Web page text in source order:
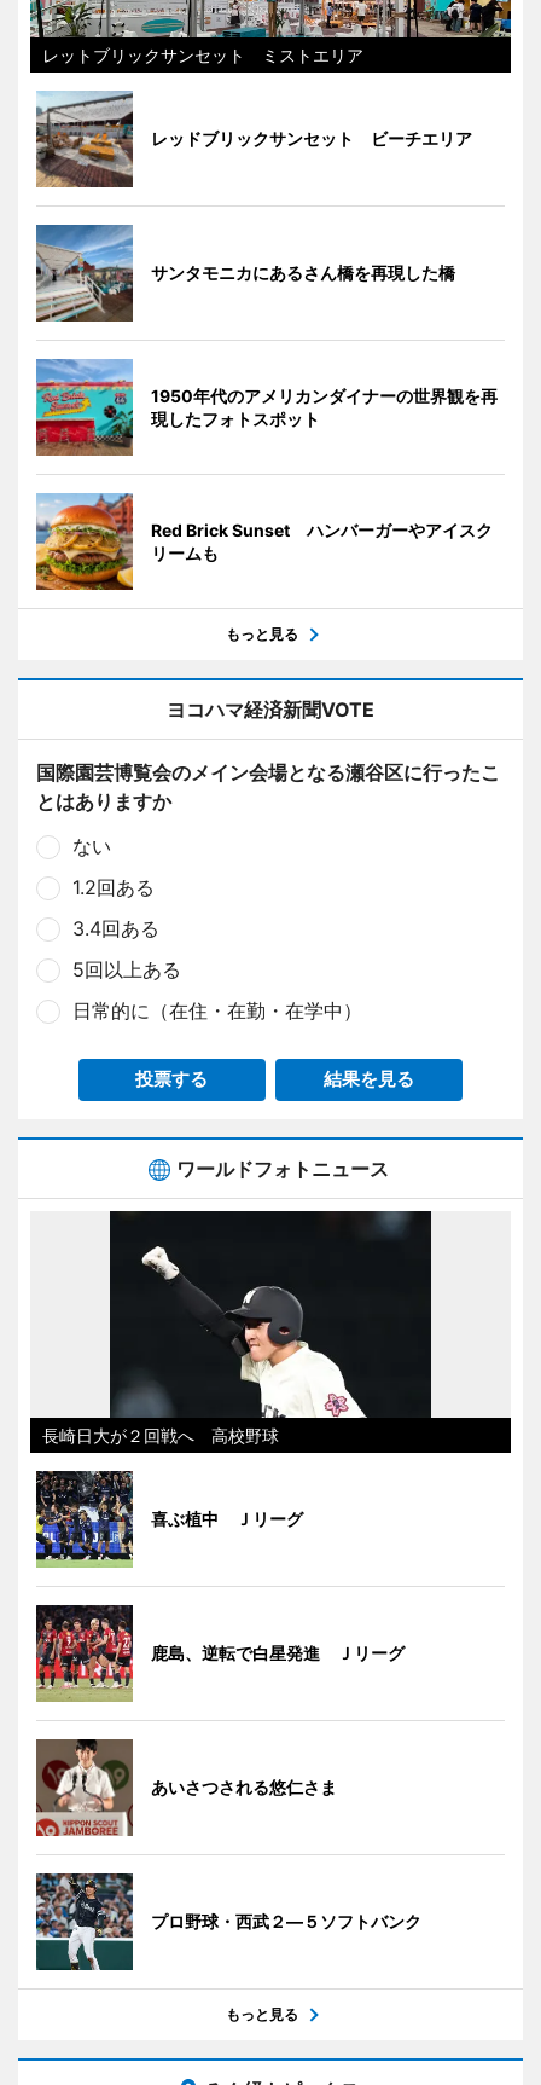
レットブリックサンセット ミストエリア
レッドブリックサンセット ビーチエリア
サンタモニカにあるさん橋を再現した橋
1950年代のアメリカンダイナーの世界観を再
現したフォトスポット
Red Brick Sunset ハンバーガーやアイスク
リームも
もっと見る
ヨコハマ経済新聞VOTE
国際園芸博覧会のメイン会場となる瀬谷区に行ったこ
とはありますか
ない
1.2回ある
3.4回ある
5回以上ある
日常的に（在住・在勤・在学中）
投票する 結果を見る
ワールドフォトニュース
長崎日大が２回戦へ 高校野球
喜ぶ植中 Ｊリーグ
鹿島、逆転で白星発進 Ｊリーグ
あいさつされる悠仁さま
プロ野球・西武２―５ソフトバンク
もっと見る